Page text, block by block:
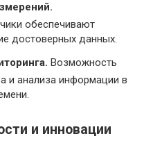
обеспечивают
достоверных данных.
Возможность
и анализа информации в
и инновации